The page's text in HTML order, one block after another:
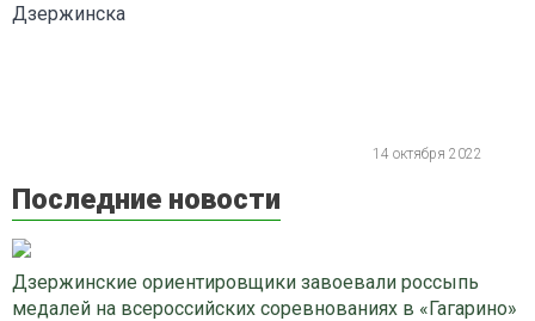
Дзержинска
14 октября 2022
Последние новости
Дзержинские ориентировщики завоевали россыпь
медалей на всероссийских соревнованиях в «Гагарино»